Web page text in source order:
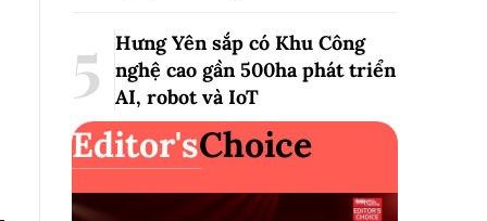
Hưng Yên sắp có Khu Công
nghệ cao gần 500ha phát triển
AI, robot và IoT
Editor'sChoice